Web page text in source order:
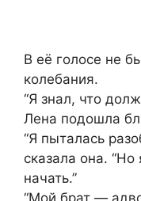
В её голосе не
колебания.
“Я знал, что
Лена подошла
“Я пыталась
сказала она.
начать.”